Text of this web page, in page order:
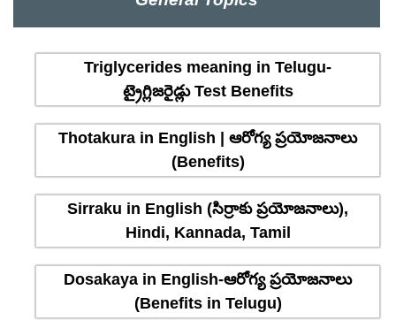
Triglycerides meaning in Telugu-
ట్రైగ్లిజరైడ్లు Test Benefits
Thotakura in English | ఆరోగ్య ప్రయోజనాలు
(Benefits)
Sirraku in English (సిర్రాకు ప్రయోజనాలు),
Hindi, Kannada, Tamil
Dosakaya in English-ఆరోగ్య ప్రయోజనాలు
(Benefits in Telugu)